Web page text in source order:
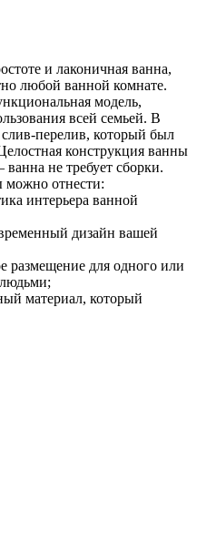
и лаконичная ванна,
любой ванной комнате.
модель,
всей семьей. В
перелив, который был
конструкция ванны
не требует сборки.
отнести:
интерьера ванной
дизайн вашей
для одного или
материал, который